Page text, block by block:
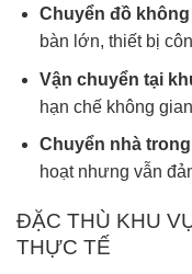
Chuyển đồ
bàn lớn, thiết bị
Vận chuyển tại
hạn chế không gian
Chuyển nhà
hoạt nhưng vẫn
ĐẶC THÙ KHU
THỰC TẾ